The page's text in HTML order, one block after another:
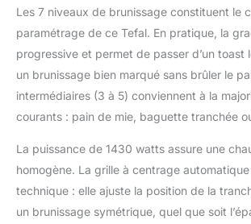
miettes
permet de
rapidement et
effort – plus
secouer le
au-dessus de
Un ajout
: avec son
et sa capacité
tranches, ce
ajoute du
Les 7 niveaux de brunissage constituent le
paramétrage de ce Tefal. En pratique, la
progressive et permet de passer d’un toast
un brunissage bien marqué sans brûler le
intermédiaires (3 à 5) conviennent à la
courants : pain de mie, baguette tranchée
La puissance de 1430 watts assure une
homogène. La grille à centrage
technique : elle ajuste la position de la
un brunissage symétrique, quel que soit